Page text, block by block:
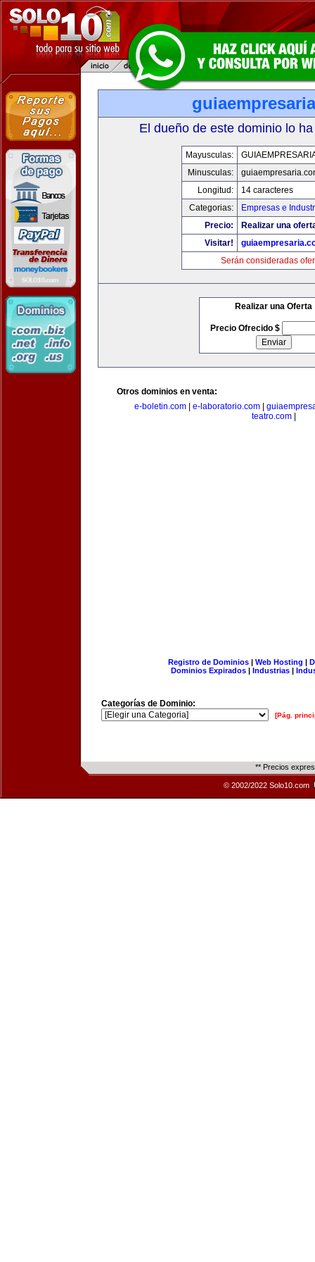
El dueño de este dominio lo
Mayusculas:
Minusculas:
Longitud:
14 caracteres
Categorias:
Empresas e
Precio:
Realizar una
Visitar!
Serán consideradas
Realizar una Oferta
Precio Ofrecido $
Otros dominios en venta:
e-boletin.com
e-laboratorio.com
teatro.com|
Registro de Dominios| Web Hosting |
Dominios Expirados | Industrias |
Categorías de Dominio:
[Pág.
** Precios
© 2002/2022 Solo10.com